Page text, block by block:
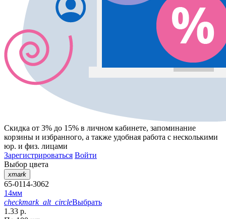
Скидка от 3% до 15% в личном кабинете, запоминание
корзины и избранного, а также удобная работа с несколькими
юр. и физ. лицами
Зарегистрироваться Войти
Выбор цвета
xmark
65-0114-3062
14мм
checkmark_alt_circleВыбрать
1.33 р.